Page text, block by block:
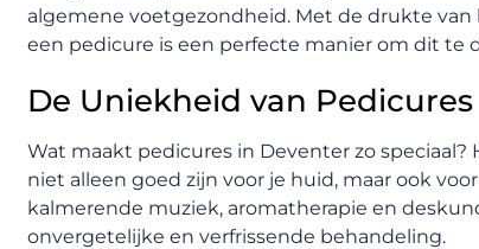
algemene voetgezondheid. Met de drukte
een pedicure is een perfecte manier om dit te
De Uniekheid van
Wat maakt pedicures in Deventer zo
niet alleen goed zijn voor je huid, maar ook
kalmerende muziek, aromatherapie en
onvergetelijke en verfrissende behandeling.